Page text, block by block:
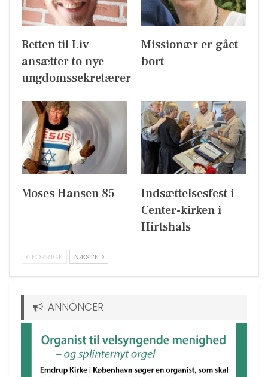
Retten til Liv
ansætter to nye
ungdomssekretærer
Missionær er gået
bort
Moses Hansen 85
Indsættelsesfest i
Center-kirken i
Hirtshals
FORRIGE NÆSTE
ANNONCER